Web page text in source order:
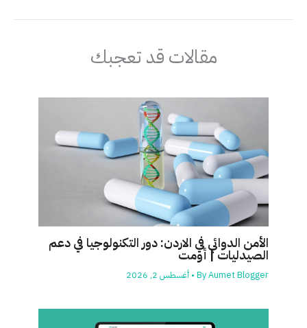
مقالات قد تعجبك
الأمن الدوائي في الاردن: دور التكنولوجيا في دعم
الصيدليات | أومت
ByAumet Blogger
•أغسطس 2, 2026